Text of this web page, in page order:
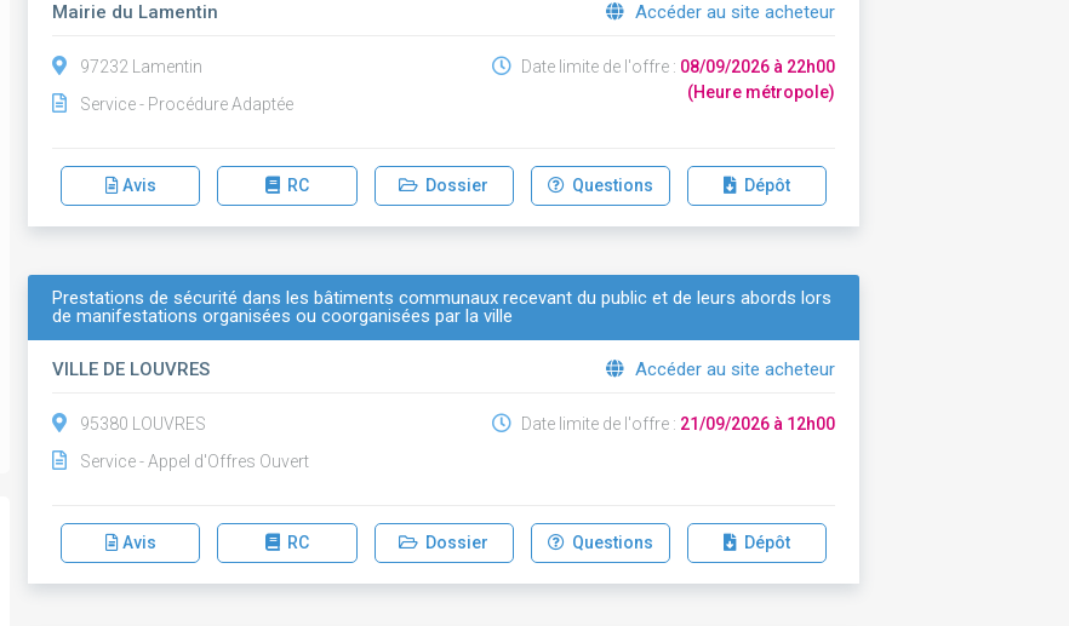
Mairie du Lamentin Accéder au site acheteur
97232 Lamentin
Service - Procédure Adaptée
Date limite de l'offre : 08/09/2026 à 22h00
(Heure métropole)
Avis RC Dossier Questions Dépôt
Prestations de sécurité dans les bâtiments communaux recevant du public et de leurs abords lors
de manifestations organisées ou coorganisées par la ville
VILLE DE LOUVRES Accéder au site acheteur
95380 LOUVRES
Service - Appel d'Offres Ouvert
Date limite de l'offre : 21/09/2026 à 12h00
Avis RC Dossier Questions Dépôt